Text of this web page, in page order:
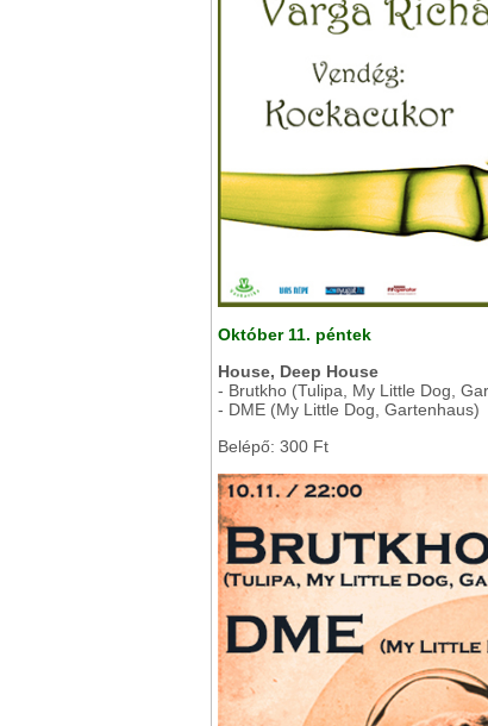
Október 11. péntek
House, Deep House
- Brutkho (Tulipa, My Little Dog,
- DME (My Little Dog, Gartenhaus)
Belépő: 300 Ft